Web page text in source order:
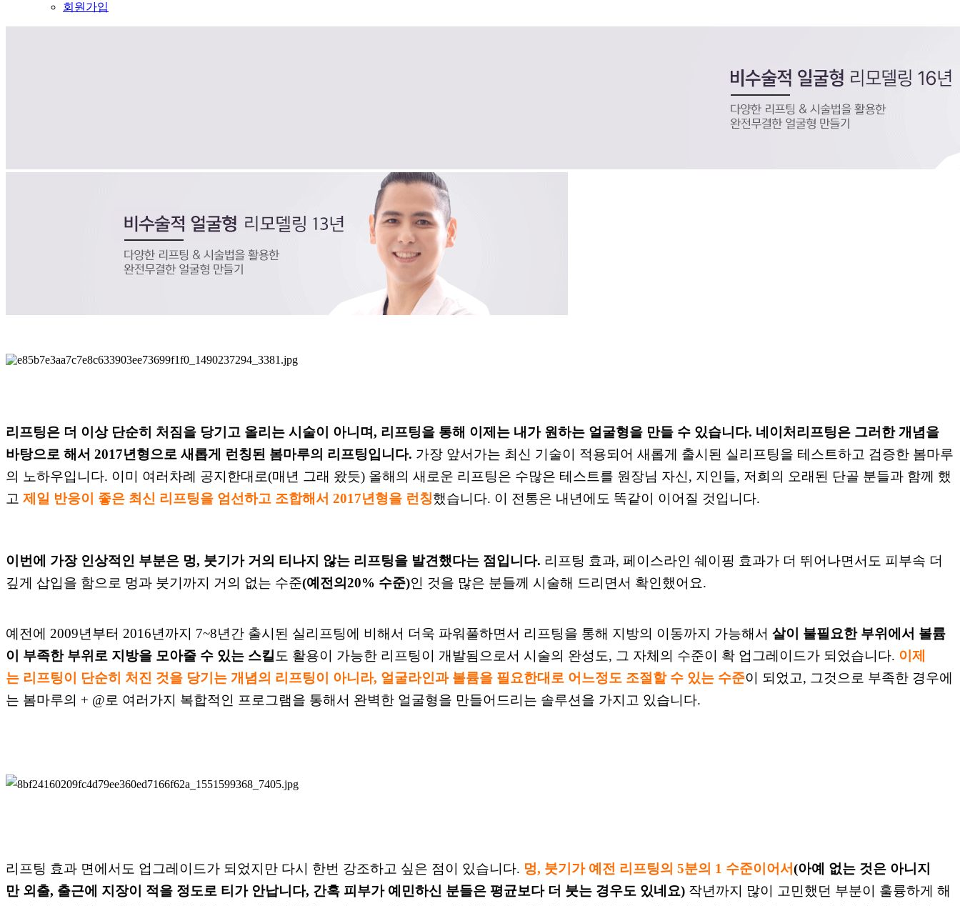
회원가입
리프팅은 더 이상 단순히 처짐을 당기고 올리는 시술이 아니며, 리프팅을 통해 이제는 내가원하는 얼굴형을 만들 수 있습니다. 네이처리프팅은 그러한 개념을
바탕으로 해서 2017년형으로 새롭게 런칭된 봄마루의 리프팅입니다. 가장 앞서가는 최신 기술이 적용되어 새롭게 출시된 실리프팅을 테스트하고 검증한 봄마루
의 노하우입니다. 이미 여러차례 공지한대로(매년 그래 왔듯) 올해의 새로운 리프팅은 수많은 테스트를 원장님 자신, 지인들, 저희의 오래된 단골 분들과 함께 했
고 제일 반응이 좋은 최신 리프팅을 엄선하고 조합해서 2017년형을 런칭했습니다. 이 전통은 내년에도 똑같이 이어질 것입니다.
이번에 가장 인상적인 부분은 멍, 붓기가 거의 티나지 않는 리프팅을 발견했다는 점입니다. 리프팅 효과, 페이 스라인 쉐이핑 효과가 더 뛰어나면서도 피부속 더
깊게 삽입을 함으로 멍과 붓기까지 거의 없는 수준(예전의20% 수준)인 것을 많은 분들께 시술해 드리면서 확인했어요.
예 전에 2009년부터 2016년까지 7~8년간 출시된 실리프팅에 비해서 더욱 파워풀하면서 리프팅을 통해 지 방의 이동까지 가능해서 살이 불필요한 부위에서 볼륨
이 부족한 부위로 지방을 모아줄 수 있는 스킬 도 활용이 가능한 리프팅이 개발됨으로서 시술의 완성도, 그 자체의 수준이 확 업그레이드가 되었습니다. 이제
는 리프팅이 단순히 처진 것을 당기는 개념의 리프팅이 아니라, 얼굴라인과 볼륨을 필요한대로 어느정도 조절할 수 있는 수준이 되었 고, 그것 으로 부족한 경우에
는 봄마루의 + @로 여러 가지 복합적인 프로 그램을 통해서 완벽한 얼굴형을 만들어드리 는 솔루션 을 가지고 있습니다.
리프팅 효과 면에서도 업그레이드가 되었지만 다시 한번 강조하고 싶은 점이 있습니다. 멍, 붓기 가 예전 리프팅의 5분의 1 수준이어서(아예 없는 것은 아니지
만 외출, 출근에 지장이 적을 정도로 티가 안납니다, 간혹 피부가 예민하신 분들은 평균보다 더 붓는 경우도 있네요) 작년까지 많이 고민했던 부분이 훌륭하게 해